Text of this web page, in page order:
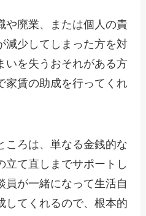
や廃業、または個人の責
減少してしまった方を対
いを失うおそれがある方
家賃の助成を行ってくれ
ころは、単なる金銭的な
立て直しまでサポートし
員が一緒になって生活自
してくれるので、根本的